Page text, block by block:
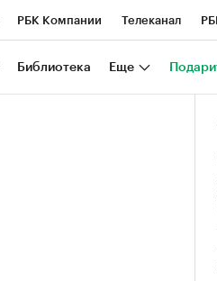
РБК Компании Телеканал
Национальные проекты Город
Библиотека Еще